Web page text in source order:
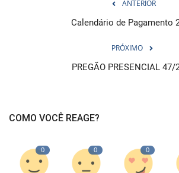
ANTERIOR
Calendário de Pagamento
PRÓXIMO
PREGÃO PRESENCIAL 47/
COMO VOCÊ REAGE?
0 0 0